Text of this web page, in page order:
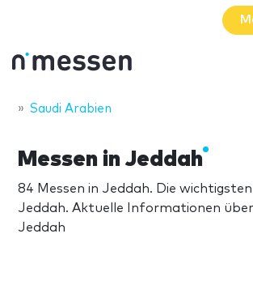
Saudi Arabien
Messen in Jeddah
84 Messen in Jeddah. Die wichtigsten
Jeddah. Aktuelle Informationen
Jeddah